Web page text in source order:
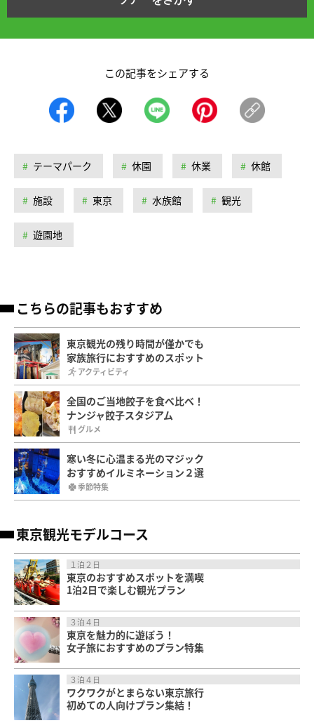
この記事をシェアする
テーマパーク 休園 休業 休館
施設 東京 水族館 観光
遊園地
こちらの記事もおすすめ
東京観光の残り時間が僅かでも
家族旅行におすすめのスポット
アクティビティ
全国のご当地餃子を食べ比べ！
ナンジャ餃子スタジアム
グルメ
寒い冬に心温まる光のマジック
おすすめイルミネーション２選
季節特集
東京観光モデルコース
１泊２日
東京のおすすめスポットを満喫
1泊2日で楽しむ観光プラン
３泊４日
東京を魅力的に遊ぼう！
女子旅におすすめのプラン特集
３泊４日
ワクワクがとまらない東京旅行
初めての人向けプラン集結！